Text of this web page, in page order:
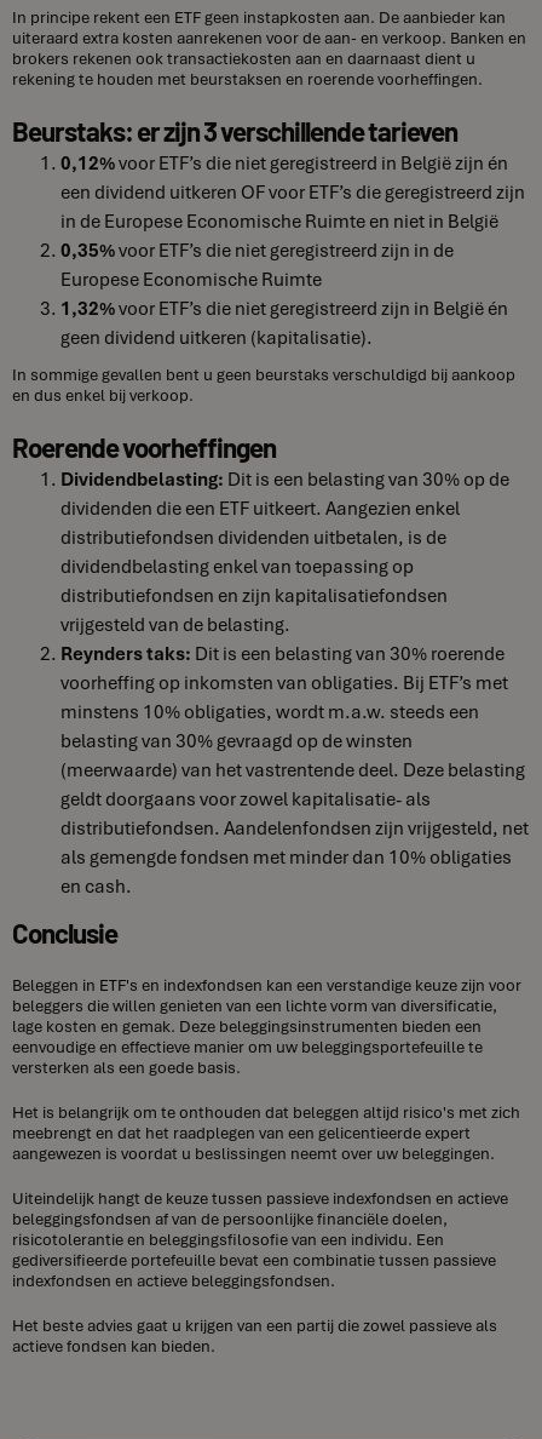
In principe rekent een ETF geen instapkosten aan. De aanbieder kan
uiteraard extra kosten aanrekenen voor de aan- en verkoop. Banken en
brokers rekenen ook transactiekosten aan en daarnaast dient u
rekening te houden met beurstaksen en roerende voorheffingen.
Beurstaks: er zijn 3 verschillende tarieven
0,12%voor ETF’s die niet geregistreerd in België zijn én
een dividend uitkeren OF voor ETF’s die geregistreerd zijn
in de Europese Economische Ruimte en niet in België
0,35%voor ETF’s die niet geregistreerd zijn in de
Europese Economische Ruimte
1,32%voor ETF’s die niet geregistreerd zijn in België én
geen dividend uitkeren (kapitalisatie).
In sommige gevallen bent u geen beurstaks verschuldigd bij aankoop
en dus enkel bij verkoop.
Roerende voorheffingen
Dividendbelasting: Dit is een belasting van 30% op de
dividenden die een ETF uitkeert. Aangezien enkel
distributiefondsen dividenden uitbetalen, is de
dividendbelasting enkel van toepassing op
distributiefondsen en zijn kapitalisatiefondsen
vrijgesteld van de belasting.
Reynders taks: Dit is een belasting van 30% roerende
voorheffing op inkomsten van obligaties. Bij ETF’s met
minstens 10% obligaties, wordt m.a.w. steeds een
belasting van 30% gevraagd op de winsten
(meerwaarde) van het vastrentende deel. Deze belasting
geldt doorgaans voor zowel kapitalisatie- als
distributiefondsen. Aandelenfondsen zijn vrijgesteld, net
als gemengde fondsen met minder dan 10% obligaties
en cash.
Conclusie
Beleggen in ETF's en indexfondsen kan een verstandige keuze zijn voor
beleggers die willen genieten van een lichte vorm van diversificatie,
lage kosten en gemak. Deze beleggingsinstrumenten bieden een
eenvoudige en effectieve manier om uw beleggingsportefeuille te
versterken als een goede basis.
Het is belangrijk om te onthouden dat beleggen altijd risico's met zich
meebrengt en dat het raadplegen van een gelicentieerde expert
aangewezen is voordat u beslissingen neemt over uw beleggingen.
Uiteindelijk hangt de keuze tussen passieve indexfondsen en actieve
beleggingsfondsen af van de persoonlijke financiële doelen,
risicotolerantie en beleggingsfilosofie van een individu. Een
gediversifieerde portefeuille bevat een combinatie tussen passieve
indexfondsen en actieve beleggingsfondsen.
Het beste advies gaat u krijgen van een partij die zowel passieve als
actieve fondsen kan bieden.